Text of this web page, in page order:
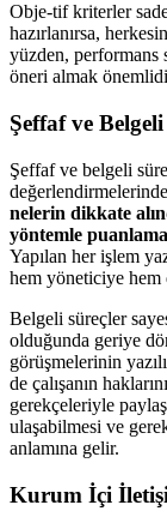
Obje-tif kriterler
hazırlanırsa,
yüzden, performans
öneri almak
Şeffaf ve
Şeffaf ve belgeli
nelerin dikkate
yöntemle puanlama
Yapılan her işlem
hem yöneticiye hem
Belgeli süreçler
olduğunda geriye
görüşmelerinin
de çalışanın
gerekçeleriyle
ulaşabilmesi ve
anlamına gelir.
Kurum İçi